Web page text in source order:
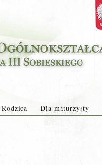
Dla maturzysty